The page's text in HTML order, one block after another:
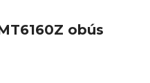
obús